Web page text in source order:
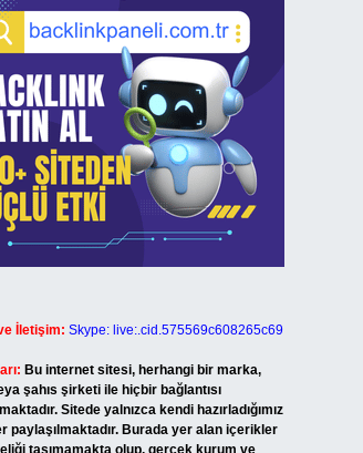
İletişim: Skype: live:.cid.575569c608265c69
Bu internet sitesi, herhangi bir marka,
şahıs şirketi ile hiçbir bağlantısı
Sitede yalnızca kendi hazırladığımız
paylaşılmaktadır. Burada yer alan içerikler
taşımamakta olup, gerçek kurum ve